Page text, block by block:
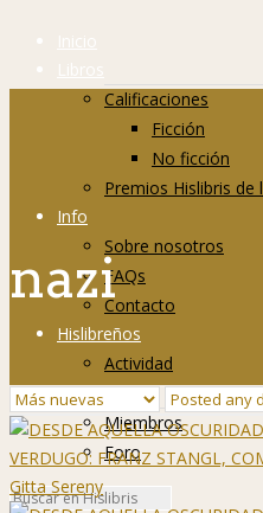
Inicio
Libros
Calificaciones
Ficción
No ficción
Premios Hislibris
Info
Sobre nosotros
FAQs
Contacto
Hislibreños
Actividad
Grupos
Miembros
Foro
nazi